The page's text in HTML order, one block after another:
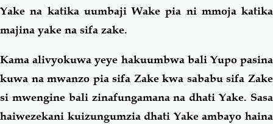
Yake na katika uumbaji Wake pia ni mmoja katika
majina yake na sifa zake.
Kama alivyokuwa yeye hakuumbwa bali Yupo pasina
kuwa na mwanzo pia sifa Zake kwa sababu sifa Zake
si mwengine bali zinafungamana na dhati Yake. Sasa
haiwezekani kuizungumzia dhati Yake ambayo haina